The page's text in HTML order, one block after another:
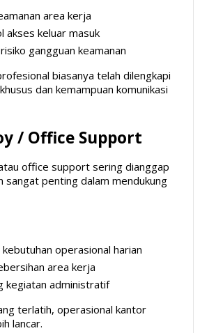
area kerja
akses keluar masuk
gangguan keamanan
biasanya telah dilengkapi
dan kemampuan komunikasi
/ Office Support
office support sering dianggap
sangat penting dalam mendukung
operasional harian
area kerja
kegiatan administratif
terlatih, operasional kantor
lancar.